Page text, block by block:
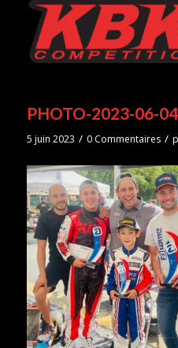
PHOTO-2023-06-
5 juin 2023 / 0 Commentaires /